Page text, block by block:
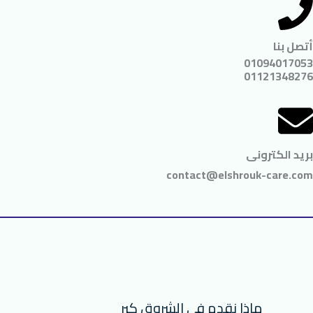
أتصل بنا
01094017053
01121348276
بريد الكترونى
contact@elshrouk-care.com
ماذا نقدم فى الشروق كير